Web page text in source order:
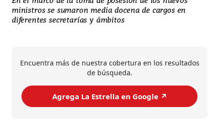
ministros se sumaron media docena de cargos en
diferentes secretarías y ámbitos
Encuentra más de nuestra cobertura en los resultados
de búsqueda.
Agrega La Estrella en Google ↗️